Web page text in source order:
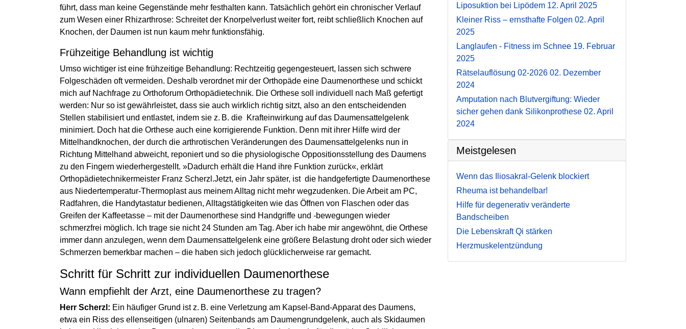
führt, dass man keine Gegenstände mehr festhalten kann. Tatsächlich gehört ein chronischer Verlauf
zum Wesen einer Rhizarthrose: Schreitet der Knorpelverlust weiter fort, reibt schließlich Knochen auf
Knochen, der Daumen ist nun kaum mehr funktionsfähig.
Frühzeitige Behandlung ist wichtig
Umso wichtiger ist eine frühzeitige Behandlung: Rechtzeitig gegengesteuert, lassen sich schwere
Folgeschäden oft vermeiden. Deshalb verordnet mir der Orthopäde eine Daumenorthese und schickt
mich auf Nachfrage zu Orthoforum Orthopädietechnik. Die Orthese soll individuell nach Maß gefertigt
werden: Nur so ist gewährleistet, dass sie auch wirklich richtig sitzt, also an den entscheidenden
Stellen stabilisiert und entlastet, indem sie z. B. die Krafteinwirkung auf das Daumensattelgelenk
minimiert. Doch hat die Orthese auch eine korrigierende Funktion. Denn mit ihrer Hilfe wird der
Mittelhandknochen, der durch die arthrotischen Veränderungen des Daumensattelgelenks nun in
Richtung Mittelhand abweicht, reponiert und so die physiologische Oppositionsstellung des Daumens
zu den Fingern wiederhergestellt. »Dadurch erhält die Hand ihre Funktion zurück«, erklärt
Orthopädietechnikermeister Franz Scherzl.Jetzt, ein Jahr später, ist die handgefertigte Daumenorthese
aus Niedertemperatur-Thermoplast aus meinem Alltag nicht mehr wegzudenken. Die Arbeit am PC,
Radfahren, die Handytastatur bedienen, Alltagstätigkeiten wie das Öffnen von Flaschen oder das
Greifen der Kaffeetasse – mit der Daumenorthese sind Handgriffe und -bewegungen wieder
schmerzfrei möglich. Ich trage sie nicht 24 Stunden am Tag. Aber ich habe mir angewöhnt, die Orthese
immer dann anzulegen, wenn dem Daumensattelgelenk eine größere Belastung droht oder sich wieder
Schmerzen bemerkbar machen – die haben sich jedoch glücklicherweise rar gemacht.
Schritt für Schritt zur individuellen Daumenorthese
Wann empfiehlt der Arzt, eine Daumenorthese zu tragen?
Herr Scherzl: Ein häufiger Grund ist z. B. eine Verletzung am Kapsel-Band-Apparat des Daumens,
etwa ein Riss des ellenseitigen (ulnaren) Seitenbands am Daumengrundgelenk, auch als Skidaumen
Liposuktion bei Lipödem 12. April 2025
Kleiner Riss – ernsthafte Folgen 02. April
2025
Langlaufen - Fitness im Schnee 19. Februar
2025
Rätselauflösung 02-2026 02. Dezember
2024
Amputation nach Blutvergiftung: Wieder
sicher gehen dank Silikonprothese 02. April
2024
Meistgelesen
Wenn das Iliosakral-Gelenk blockiert
Rheuma ist behandelbar!
Hilfe für degenerativ veränderte
Bandscheiben
Die Lebenskraft Qi stärken
Herzmuskelentzündung